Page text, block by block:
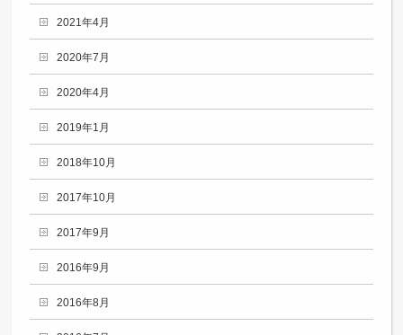
2021年4月
2020年7月
2020年4月
2019年1月
2018年10月
2017年10月
2017年9月
2016年9月
2016年8月